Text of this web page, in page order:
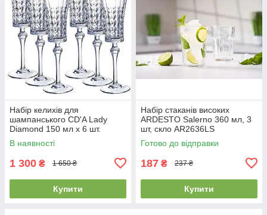
Набір келихів для
шампанського CD'A Lady
Diamond 150 мл x 6 шт.
(L9742)
В наявності
1 300 ₴ 1 650 ₴
Купити
Набір стаканів високих
ARDESTO Salerno 360 мл, 3
шт, скло AR2636LS
Готово до відправки
187 ₴ 237 ₴
Купити